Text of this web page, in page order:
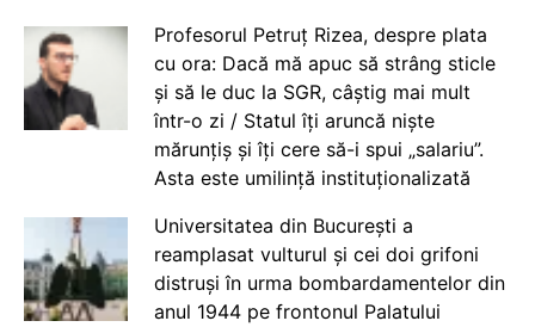
Profesorul Petruț Rizea, despre plata
cu ora: Dacă mă apuc să strâng sticle
și să le duc la SGR, câștig mai mult
într-o zi / Statul îți aruncă niște
mărunțiș și îți cere să-i spui „salariu”.
Asta este umilință instituționalizată
Universitatea din București a
reamplasat vulturul și cei doi grifoni
distruși în urma bombardamentelor din
anul 1944 pe frontonul Palatului